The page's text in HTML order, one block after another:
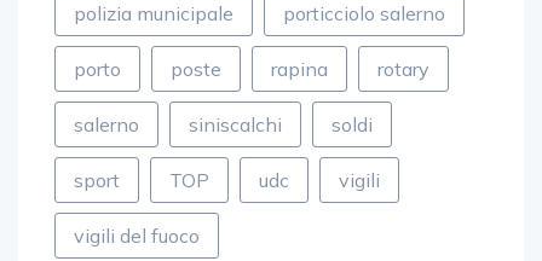
polizia municipale porticciolo salerno
porto poste rapina rotary
salerno siniscalchi soldi
sport TOP udc vigili
vigili del fuoco